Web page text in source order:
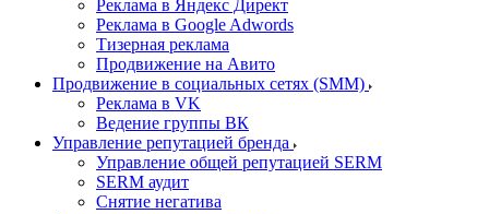
Реклама в Яндекс Директ
Реклама в Google Adwords
Тизерная реклама
Продвижение на Авито
Продвижение в социальных сетях (SMM)
Реклама в VK
Ведение группы ВК
Управление репутацией бренда
Управление общей репутацией SERM
SERM аудит
Снятие негатива